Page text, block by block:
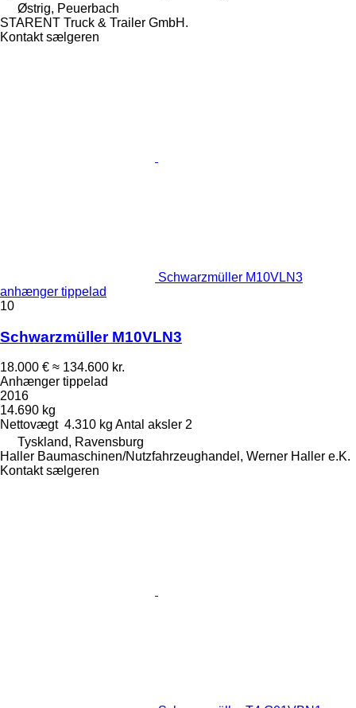
Østrig, Peuerbach
STARENT Truck & Trailer GmbH.
Kontakt sælgeren
Schwarzmüller M10VLN3
anhænger tippelad
10
Schwarzmüller M10VLN3
18.000 € ≈ 134.600 kr.
Anhænger tippelad
2016
14.690 kg
Nettovægt 4.310 kg Antal aksler 2
Tyskland, Ravensburg
Haller Baumaschinen/Nutzfahrzeughandel, Werner Haller e.K.
Kontakt sælgeren